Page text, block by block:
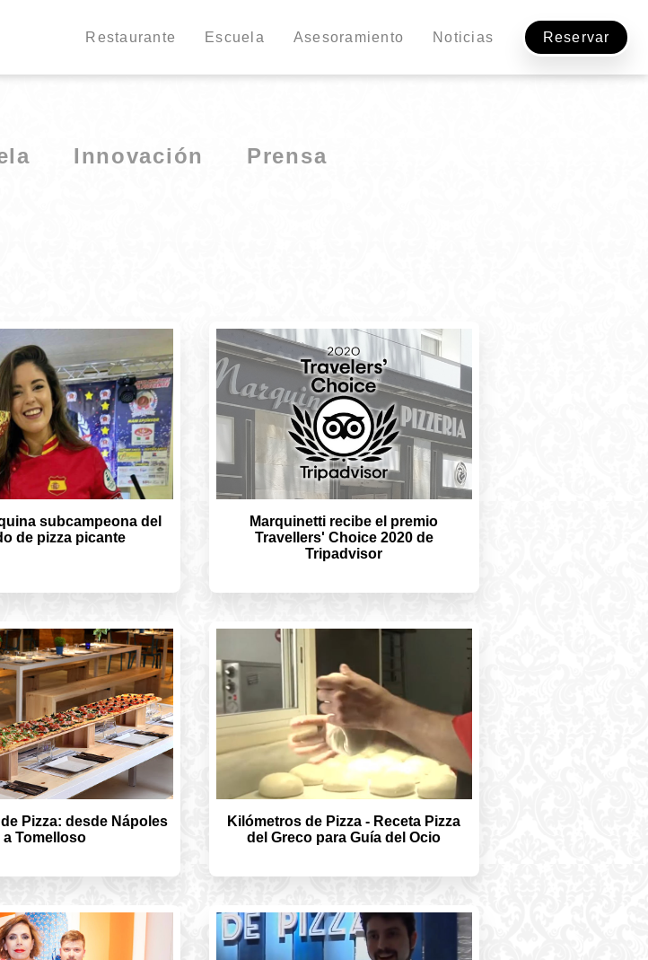
principal
Restaurante Escuela Asesoramiento Noticias Reservar
Innovación Prensa
subcampeona del
de pizza picante
Marquinetti recibe el premio
Travellers' Choice 2020 de
Tripadvisor
Pizza: desde Nápoles
a Tomelloso
Kilómetros de Pizza - Receta Pizza
del Greco para Guía del Ocio